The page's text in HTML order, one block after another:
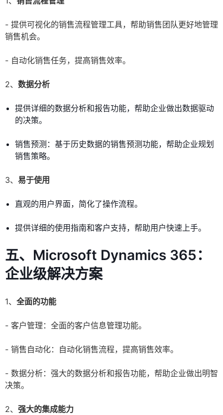
- 提供可视化的销售流程管理工具，帮助销售团队更好地管理
销售机会。
- 自动化销售任务，提高销售效率。
2、 数据分析
提供详细的数据分析和报告功能，帮助企业做出数据驱动
的决策。
销售预测：基于历史数据的销售预测功能，帮助企业规划
销售策略。
3、 易于使用
直观的用户界面，简化了操作流程。
提供详细的使用指南和客户支持，帮助用户快速上手。
五、Microsoft Dynamics 365：
企业级解决方案
1、 全面的功能
- 客户管理：全面的客户信息管理功能。
- 销售自动化：自动化销售流程，提高销售效率。
- 数据分析：强大的数据分析和报告功能，帮助企业做出明智
决策。
2、 强大的集成能力